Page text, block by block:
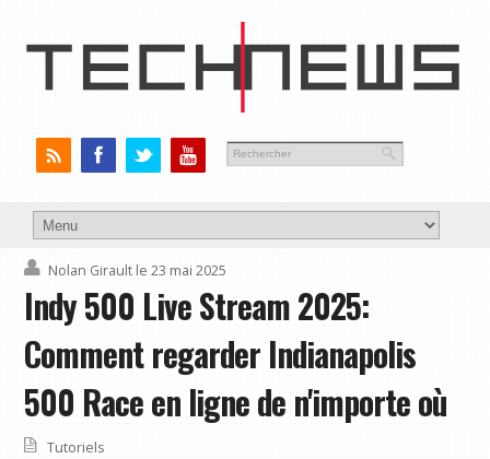
Nolan Girault le 23 mai 2025
Indy 500 Live Stream 2025:
Comment regarder Indianapolis
500 Race en ligne de n'importe où
Tutoriels